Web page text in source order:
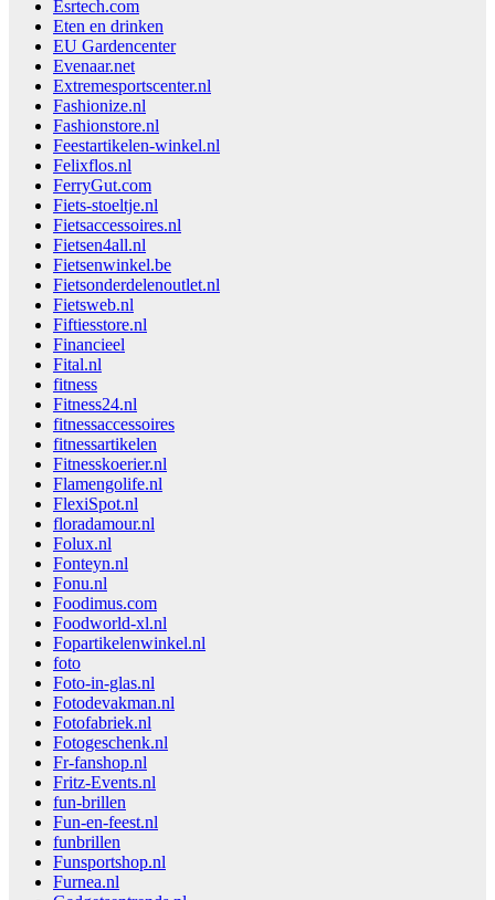
Esrtech.com
Eten en drinken
EU Gardencenter
Evenaar.net
Extremesportscenter.nl
Fashionize.nl
Fashionstore.nl
Feestartikelen-winkel.nl
Felixflos.nl
FerryGut.com
Fiets-stoeltje.nl
Fietsaccessoires.nl
Fietsen4all.nl
Fietsenwinkel.be
Fietsonderdelenoutlet.nl
Fietsweb.nl
Fiftiesstore.nl
Financieel
Fital.nl
fitness
Fitness24.nl
fitnessaccessoires
fitnessartikelen
Fitnesskoerier.nl
Flamengolife.nl
FlexiSpot.nl
floradamour.nl
Folux.nl
Fonteyn.nl
Fonu.nl
Foodimus.com
Foodworld-xl.nl
Fopartikelenwinkel.nl
foto
Foto-in-glas.nl
Fotodevakman.nl
Fotofabriek.nl
Fotogeschenk.nl
Fr-fanshop.nl
Fritz-Events.nl
fun-brillen
Fun-en-feest.nl
funbrillen
Funsportshop.nl
Furnea.nl